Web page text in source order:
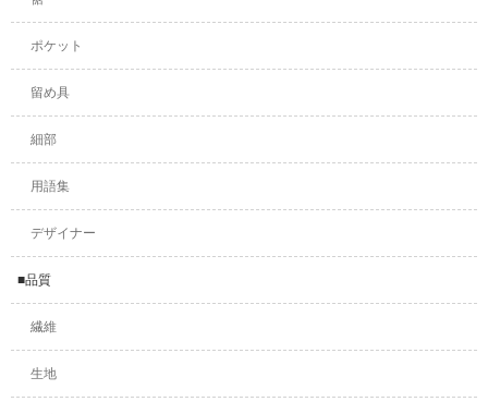
ポケット
留め具
細部
用語集
デザイナー
■品質
繊維
生地